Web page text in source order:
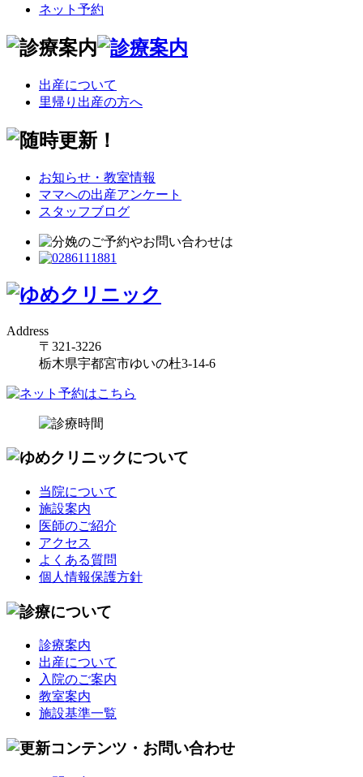
ネット予約
出産について
里帰り出産の方へ
お知らせ・教室情報
ママへの出産アンケート
スタッフブログ
Address
〒321-3226
栃木県宇都宮市ゆいの杜3-14-6
当院について
施設案内
医師のご紹介
アクセス
よくある質問
個人情報保護方針
診療案内
出産について
入院のご案内
教室案内
施設基準一覧